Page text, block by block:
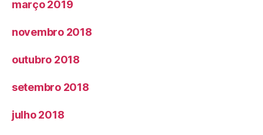
março 2019
novembro 2018
outubro 2018
setembro 2018
julho 2018